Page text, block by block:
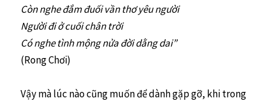
Còn nghe đắm đuối vần thơ yêu người
Người đi ở cuối chân trời
Có nghe tình mộng nửa đời dằng dai”
(Rong Chơi)
Vậy mà lúc nào cũng muốn để dành gặp gỡ, khi trong